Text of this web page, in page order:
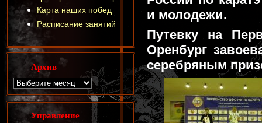
и молодежи.
Путевку на
Оренбург
серебряным
Карта наших побед
Расписание занятий
Архив
Управление